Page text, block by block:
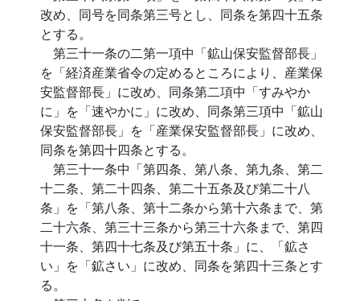
改め、同号を同条第三号とし、同条を第四十五条
とする。
第三十一条の二第一項中「鉱山保安監督部長」
を「経済産業省令の定めるところにより、産業保
安監督部長」に改め、同条第二項中「すみやか
に」を「速やかに」に改め、同条第三項中「鉱山
保安監督部長」を「産業保安監督部長」に改め、
同条を第四十四条とする。
第三十一条中「第四条、第八条、第九条、第二
十二条、第二十四条、第二十五条及び第二十八
条」を「第八条、第十二条から第十六条まで、第
二十六条、第三十三条から第三十六条まで、第四
十一条、第四十七条及び第五十条」に、「鉱さ
い」を「鉱さい」に改め、同条を第四十三条とす
る。